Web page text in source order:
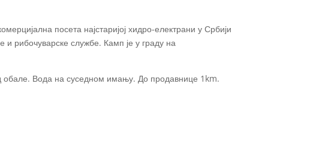
посета најстаријој хидро-електрани у Србији
и рибочуварске службе. Камп је у граду на
обале. Вода на суседном имању. До продавнице 1km.